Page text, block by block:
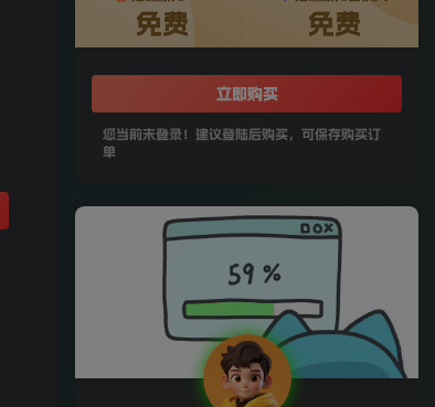
免费 免费
立即购买
您当前未登录！建议登陆后购买，可保存购买订
单